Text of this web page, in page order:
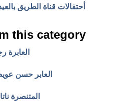
أحتفالات قناة الطريق
this category
العابرة
العابر حسن
المتنصرة